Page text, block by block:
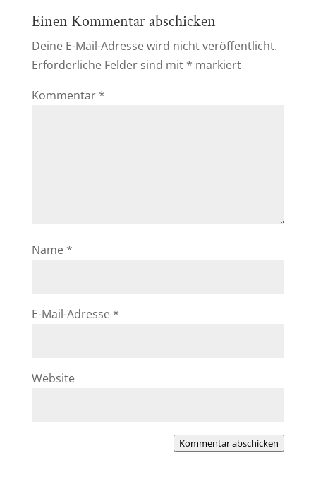
Einen Kommentar abschicken
Deine E-Mail-Adresse wird nicht veröffentlicht.
Erforderliche Felder sind mit * markiert
Kommentar *
Name *
E-Mail-Adresse *
Website
Kommentar abschicken